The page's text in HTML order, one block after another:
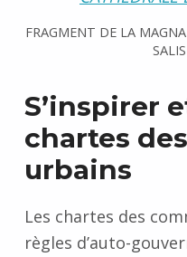
FRAGMENT DE LA
S’inspirer
chartes
urbains
Les chartes des
règles d’auto-